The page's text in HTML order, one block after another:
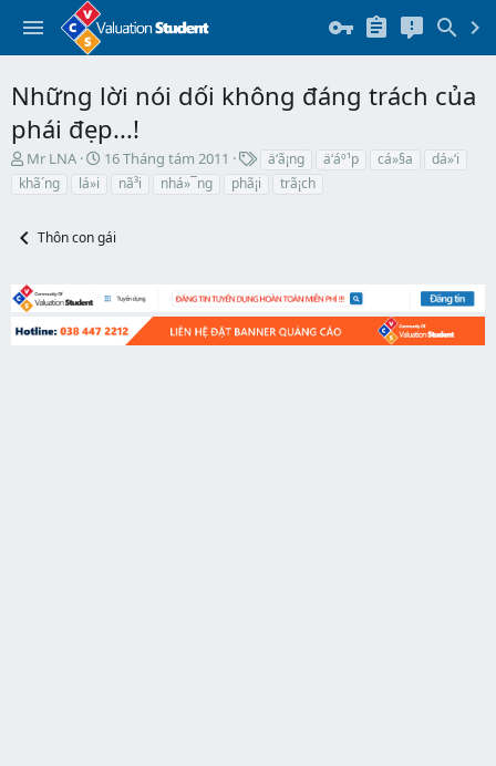
Những lời nói dối không đáng trách của
phái đẹp...!
T
h
a
t
a
r
Mr LNA
N
b
đ
u
16 Tháng tám 2011
h
ä‘ã¡ng ä‘áº¹p cá»§a
dá»‘i
khã´ng
lá»i nã³i nhá»¯ng phã¡i trã¡ch
Thôn con gái